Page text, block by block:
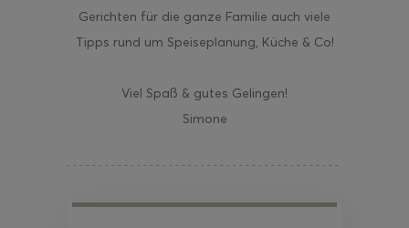
Gerichten für die ganze Familie auch viele
Tipps rund um Speiseplanung, Küche & Co!
Viel Spaß & gutes Gelingen!
Simone